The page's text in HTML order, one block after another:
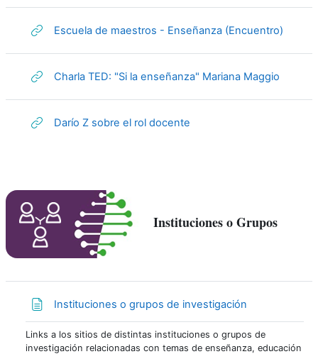
Escuela de maestros - Enseñanza (Encuentro)
Charla TED: "Si la enseñanza" Mariana Maggio
Darío Z sobre el rol docente
Instituciones o Grupos
Instituciones o grupos de investigación
Links a los sitios de distintas instituciones o grupos de
investigación relacionadas con temas de enseñanza, educación